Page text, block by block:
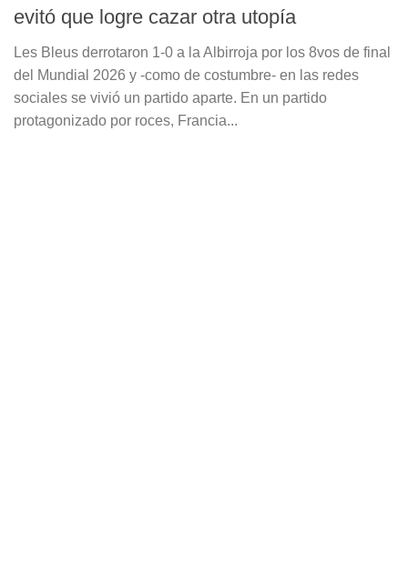
evitó que logre cazar otra utopía
Les Bleus derrotaron 1-0 a la Albirroja por los 8vos de final
del Mundial 2026 y -como de costumbre- en las redes
sociales se vivió un partido aparte. En un partido
protagonizado por roces, Francia...